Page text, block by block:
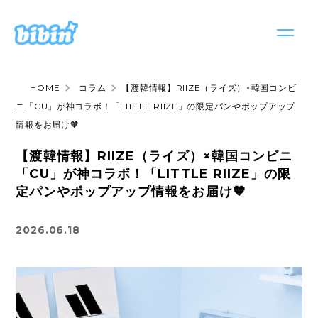
サービス
サービストップ
bibin seeding
bibin casting
お知らせ
会社情報
採用情報
HOME コラム
【渡韓情報】RIIZE（ライズ）×韓国コンビ
ニ「CU」が神コラボ！「LITTLE RIIZE」の限定パンやポップアップ
情報をお届け🧡
【渡韓情報】RIIZE（ライズ）×韓国コンビニ
「CU」が神コラボ！「LITTLE RIIZE」の限
定パンやポップアップ情報をお届け🧡
2026.06.18